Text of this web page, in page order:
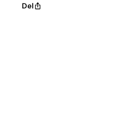
Del